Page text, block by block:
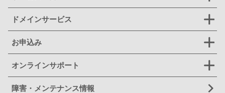
ドメインサービス
お申込み
オンラインサポート
障害・メンテナンス情報